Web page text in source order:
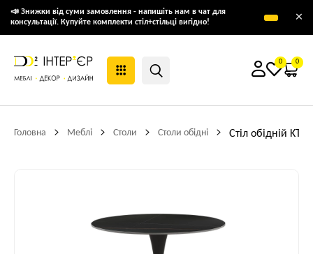
📣 Знижки від суми замовлення - напишіть нам в чат для
консультації. Купуйте комплекти стіл+стільці вигідно!
×
0 0
Головна Меблі Столи Столи обідні Стіл обідній